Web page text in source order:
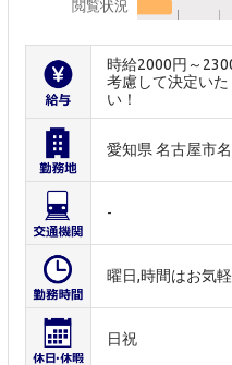
閲覧状況
時給2000円～
考慮して決定い
い！
愛知県 名古屋市
-
曜日,時間はお気
日祝